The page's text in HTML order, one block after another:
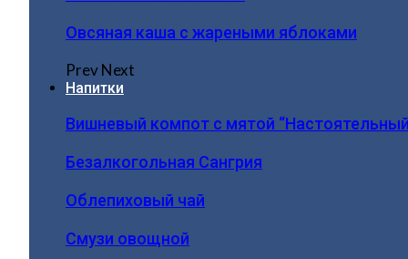
Овсяная каша с жареными яблоками
PrevNext
Напитки
Вишневый компот с мятой
Безалкогольная Сангрия
Облепиховый чай
Смузи овощной